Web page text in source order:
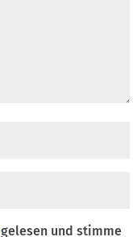
gelesen und stimme